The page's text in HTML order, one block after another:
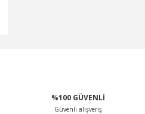
%100 GÜVENLİ
Güvenli alışveriş